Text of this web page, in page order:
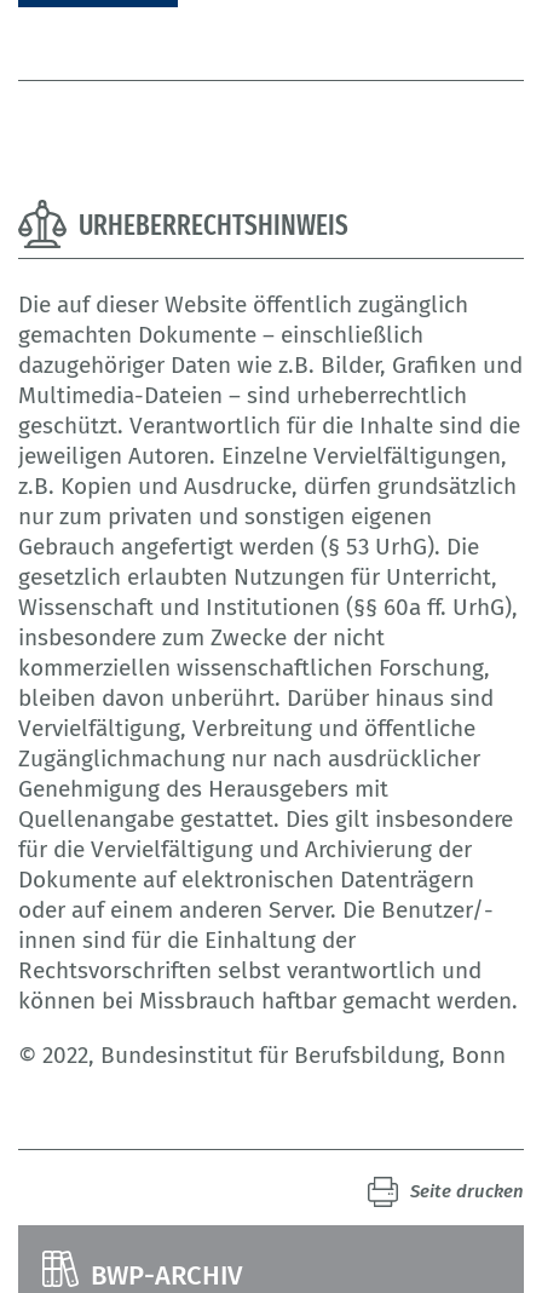
URHEBERRECHTSHINWEIS
Die auf dieser Website öffentlich zugänglich
gemachten Dokumente – einschließlich
dazugehöriger Daten wie z.B. Bilder, Grafiken und
Multimedia-Dateien – sind urheberrechtlich
geschützt. Verantwortlich für die Inhalte sind die
jeweiligen Autoren. Einzelne Vervielfältigungen,
z.B. Kopien und Ausdrucke, dürfen grundsätzlich
nur zum privaten und sonstigen eigenen
Gebrauch angefertigt werden (§ 53 UrhG). Die
gesetzlich erlaubten Nutzungen für Unterricht,
Wissenschaft und Institutionen (§§ 60a ff. UrhG),
insbesondere zum Zwecke der nicht
kommerziellen wissenschaftlichen Forschung,
bleiben davon unberührt. Darüber hinaus sind
Vervielfältigung, Verbreitung und öffentliche
Zugänglichmachung nur nach ausdrücklicher
Genehmigung des Herausgebers mit
Quellenangabe gestattet. Dies gilt insbesondere
für die Vervielfältigung und Archivierung der
Dokumente auf elektronischen Datenträgern
oder auf einem anderen Server. Die Benutzer/-
innen sind für die Einhaltung der
Rechtsvorschriften selbst verantwortlich und
können bei Missbrauch haftbar gemacht werden.
© 2022, Bundesinstitut für Berufsbildung, Bonn
Seite drucken
BWP-ARCHIV